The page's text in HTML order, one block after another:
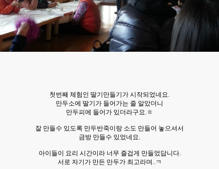
첫번째 체험인 딸기만들기가 시작되었네요.
만두소에 딸기가 들어가는 줄 알았더니
만두피에 들어가 있더라구요.ㅎ
잘 만들수 있도록 만두반죽이랑 소도 만들어 놓으셔서
금방 만들수 있었네요.
아이들이 요리 시간이라 너무 즐겁게 만들었답니다.
서로 자기가 만든 만두가 최고라며..ㅋ